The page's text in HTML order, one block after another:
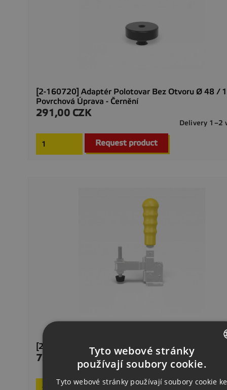
[2-160720] Adaptér Polotovar Bez Otvoru Ø 48 /
Povrchová Úprava - Černění
Cena
291,00 CZK
Delivery 1–2
Request product
[2-009082] Vertikální Rychloupínka
Cena
728,00 CZK
Delivery 1–2
Request product
ENGLISH
Tyto webové stránky
používají soubory cookie.
Tyto webové stránky používají soubory cookie ke